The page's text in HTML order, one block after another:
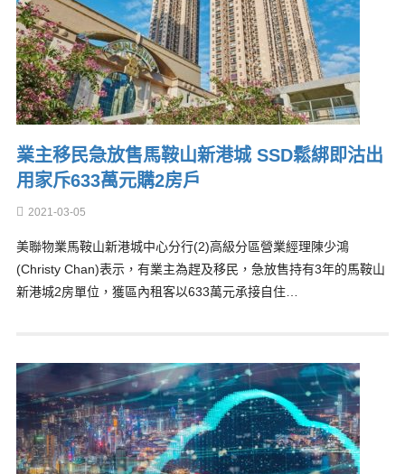
業主移民急放售馬鞍山新港城 SSD鬆綁即沽出
用家斥633萬元購2房戶
2021-03-05
美聯物業馬鞍山新港城中心分行(2)高級分區營業經理陳少鴻
(Christy Chan)表示，有業主為趕及移民，急放售持有3年的馬鞍山
新港城2房單位，獲區內租客以633萬元承接自住…